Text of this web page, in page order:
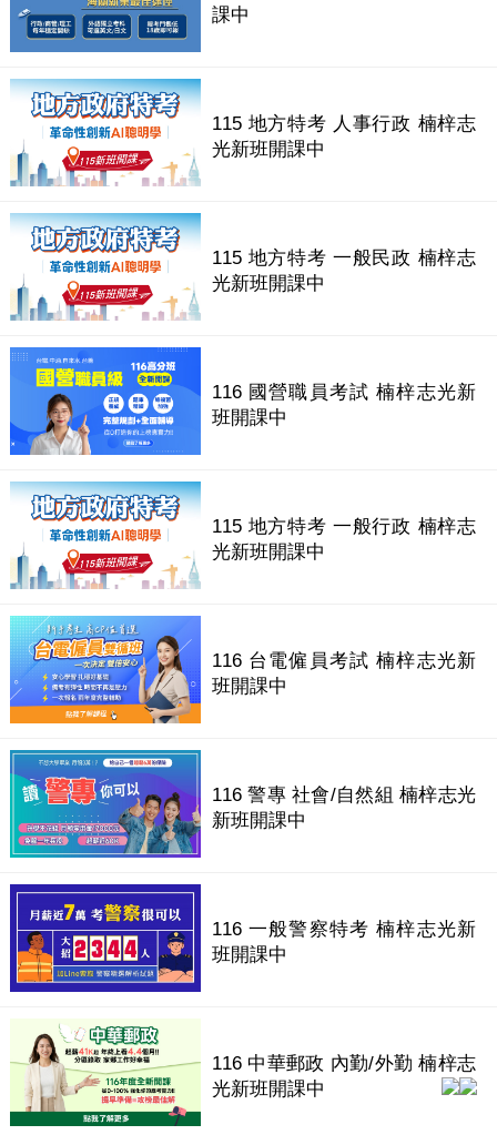
課中
115 地方特考 人事行政 楠梓志
光新班開課中
115 地方特考 一般民政 楠梓志
光新班開課中
116 國營職員考試 楠梓志光新
班開課中
115 地方特考 一般行政 楠梓志
光新班開課中
116 台電僱員考試 楠梓志光新
班開課中
116 警專 社會/自然組 楠梓志光
新班開課中
116 一般警察特考 楠梓志光新
班開課中
116 中華郵政 內勤/外勤 楠梓志
光新班開課中